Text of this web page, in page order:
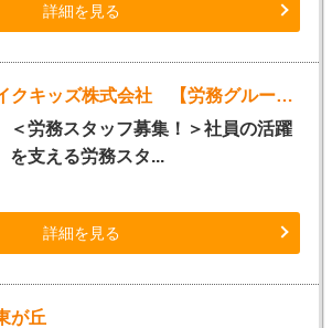
詳細を見る
◇本社勤務◇ライクキッズ株式会社 【労務グループ】
＜労務スタッフ募集！＞社員の活躍
を支える労務スタ...
詳細を見る
が丘